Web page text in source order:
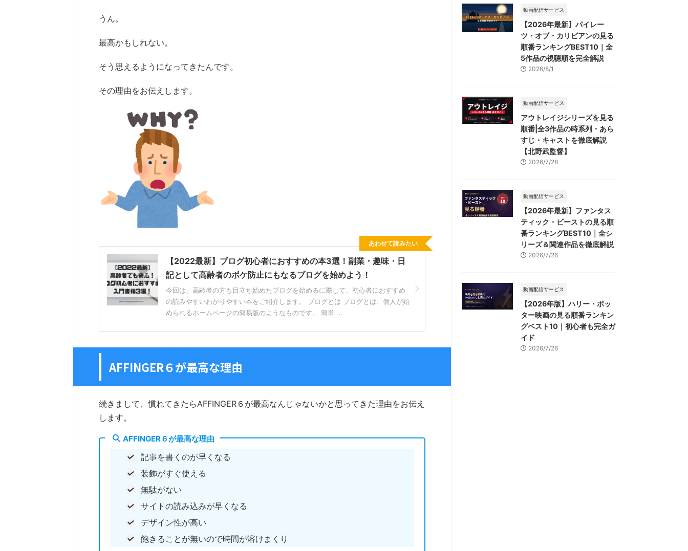
うん。
最高かもしれない。
そう思えるようになってきたんです。
その理由をお伝えします。
【2022最新】ブログ初心者におすすめの本3選！副業・趣味・日
記として高齢者のボケ防止にもなるブログを始めよう！
今回は、高齢者の方も目立ち始めたブログを始めるに際して、初心者におすすめ
の読みやすいわかりやすい本をご紹介します。 ブログとは ブログとは、個人が始
められるホームページの簡易版のようなものです。 簡単 ...
あわせて読みたい
AFFINGER６が最高な理由
続きまして、慣れてきたらAFFINGER６が最高なんじゃないかと思ってきた理由をお伝え
します。
AFFINGER６が最高な理由
記事を書くのが早くなる
装飾がすぐ使える
無駄がない
サイトの読み込みが早くなる
デザイン性が高い
飽きることが無いので時間が溶けまくり
動画配信サービス
【2026年最新】パイレー
ツ・オブ・カリビアンの見る
順番ランキングBEST10｜全
5作品の視聴順を完全解説
2026/8/1
動画配信サービス
アウトレイジシリーズを見る
順番|全3作品の時系列・あら
すじ・キャストを徹底解説
【北野武監督】
2026/7/28
動画配信サービス
【2026年最新】ファンタス
ティック・ビーストの見る順
番ランキングBEST10｜全シ
リーズ＆関連作品を徹底解説
2026/7/26
動画配信サービス
【2026年版】ハリー・ポッ
ター映画の見る順番ランキン
グベスト10｜初心者も完全ガ
イド
2026/7/26